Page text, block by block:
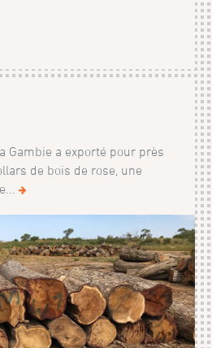
Gambie a exporté pour près
de bois de rose, une